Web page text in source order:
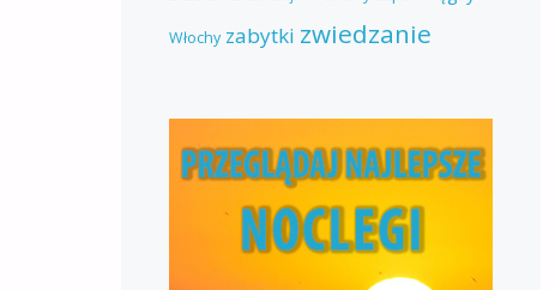
Włochy zabytki zwiedzanie